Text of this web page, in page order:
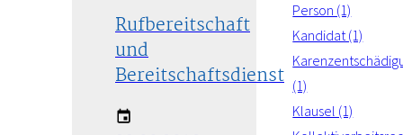
Rufbereitschaft
und
Bereitschaftsdienst
Person (1)
Kandidat (1)
(1)
Klausel (1)